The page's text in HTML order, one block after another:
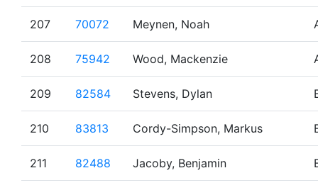
207 70072 Meynen, Noah
208 75942 Wood, Mackenzie
209 82584 Stevens, Dylan
210 83813 Cordy-Simpson, Markus
211 82488 Jacoby, Benjamin